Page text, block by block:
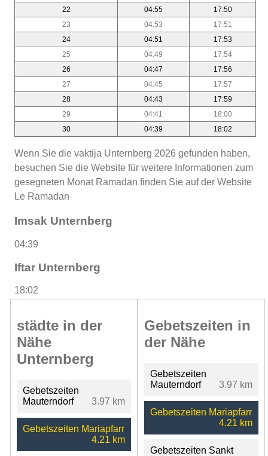
22
04:55
17:50
23
04:53
17:51
24
04:51
17:53
25
04:49
17:54
26
04:47
17:56
27
04:45
17:57
28
04:43
17:59
29
04:41
18:00
30
04:39 18:02
Wenn Sie die vaktija Unternberg 2026 gefunden haben,
besuchen Sie die Website für weitere Informationen zum
gesegneten Monat Ramadan finden Sie auf der Website
Le Ramadan
Imsak Unternberg
04:39
Iftar Unternberg
18:02
städte in der
Nähe
Unternberg
Gebetszeiten
Mauterndorf
3.97 km
Gebetszeiten Mariapfarr
4.21 km
Gebetszeiten in
der Nähe
Gebetszeiten
Mauterndorf
3.97 km
Gebetszeiten Mariapfarr
4.21 km
Gebetszeiten Sankt